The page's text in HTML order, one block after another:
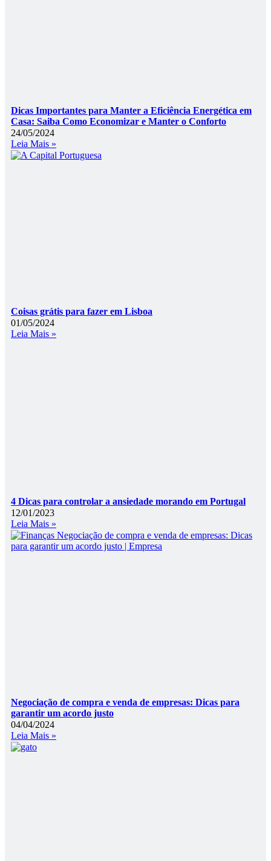
Dicas Importantes para Manter a Eficiência Energética em
Casa: Saiba Como Economizar e Manter o Conforto
24/05/2024
Leia Mais »
Coisas grátis para fazer em Lisboa
01/05/2024
Leia Mais »
4 Dicas para controlar a ansiedade morando em Portugal
12/01/2023
Leia Mais »
Negociação de compra e venda de empresas: Dicas para
garantir um acordo justo
04/04/2024
Leia Mais »